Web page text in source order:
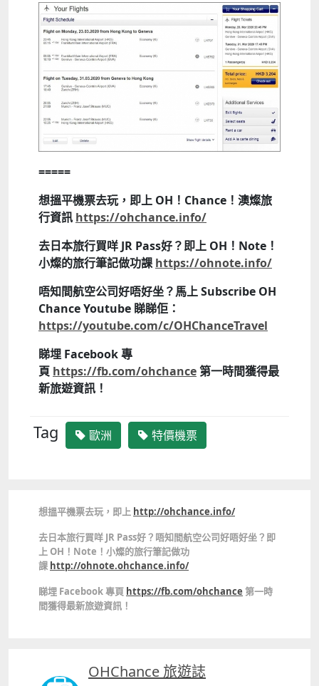
=====
想搵平機票去玩，即上 OH！Chance！澳燦旅
行資訊 https://ohchance.info/
去日本旅行買咩 JR Pass好？即上 OH！Note！
小燦的旅行筆記做功課 https://ohnote.info/
唔知間航空公司好唔好坐？馬上 Subscribe OH
Chance Youtube 睇睇佢：
https://youtube.com/c/OHChanceTravel
睇埋 Facebook 專
頁 https://fb.com/ohchance第一時間獲得最
新旅遊資訊！
Tag 歐洲 特價機票
想搵平機票去玩，即上 http://ohchance.info/
去日本旅行買咩 JR Pass好？唔知間航空公司好唔好坐？即
上 OH！Note！小燦的旅行筆記做功
課 http://ohnote.ohchance.info/
睇埋 Facebook 專頁 https://fb.com/ohchance 第一時
間獲得最新旅遊資訊！
OHChance 旅遊誌